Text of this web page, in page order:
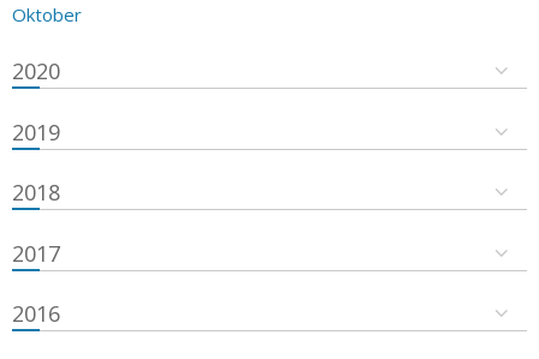
Oktober
2020
2019
2018
2017
2016